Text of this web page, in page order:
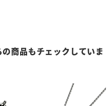
商品もチェックしていま